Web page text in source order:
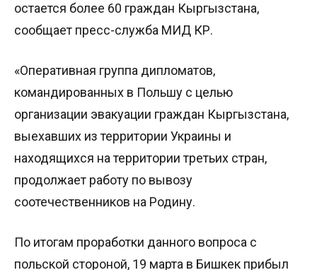
остается более 60 граждан Кыргызстана,
сообщает пресс-служба МИД КР.
«Оперативная группа дипломатов,
командированных в Польшу с целью
организации эвакуации граждан Кыргызстана,
выехавших из территории Украины и
находящихся на территории третьих стран,
продолжает работу по вывозу
соотечественников на Родину.
По итогам проработки данного вопроса с
польской стороной, 19 марта в Бишкек прибыл